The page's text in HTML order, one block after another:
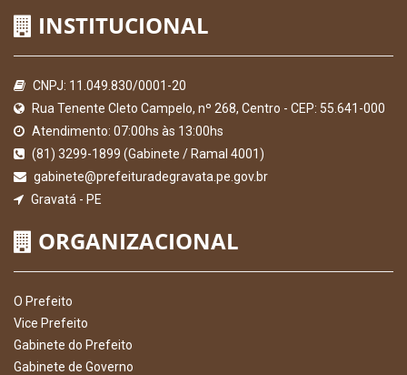
INSTITUCIONAL
CNPJ: 11.049.830/0001-20
Rua Tenente Cleto Campelo, nº 268, Centro - CEP: 55.641-000
Atendimento: 07:00hs às 13:00hs
(81) 3299-1899 (Gabinete / Ramal 4001)
gabinete@prefeituradegravata.pe.gov.br
Gravatá - PE
ORGANIZACIONAL
O Prefeito
Vice Prefeito
Gabinete do Prefeito
Gabinete de Governo